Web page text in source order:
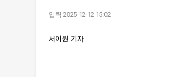
입력 2025-12-12 15:02
서이원 기자